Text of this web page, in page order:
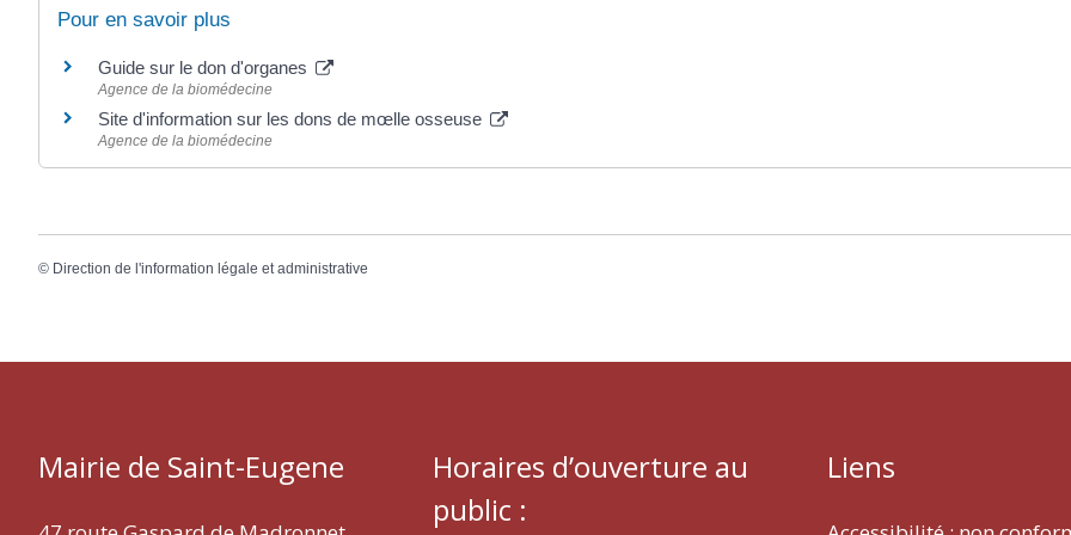
Pour en savoir plus
Guide sur le don d'organes
Agence de la biomédecine
Site d'information sur les dons de mœlle osseuse
Agence de la biomédecine
© Direction de l'information légale et administrative
Mairie de Saint-Eugene
Horaires d’ouverture au
public :
Liens